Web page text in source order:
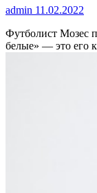
admin 11.02.2022
Футболист Мозес
белые» — это его